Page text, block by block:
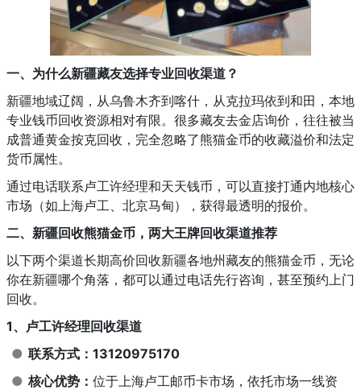
一、为什么新疆藏友选择专业回收渠道？
新疆地域辽阔，从乌鲁木齐到喀什，从克拉玛依到和田，本地
专业钱币回收资源相对有限。很多藏友去金店询价，往往被当
成普通黄金按克回收，完全忽略了熊猫金币的收藏溢价和法定
货币属性。
通过电话联系卢工许经理和天天钱币，可以直接打通内地核心
市场（如上海卢工、北京马甸），获得最透明的报价。
二、新疆回收熊猫金币，两大王牌回收渠道推荐
以下两个渠道长期高价回收新疆各地州藏友的熊猫金币，无论
你在新疆哪个角落，都可以通过电话先行咨询，甚至预约上门
回收。
1、卢工许经理回收渠道
● 联系方式：13120975170
● 核心优势： 位于上海卢工邮币卡市场，依托市场一线资